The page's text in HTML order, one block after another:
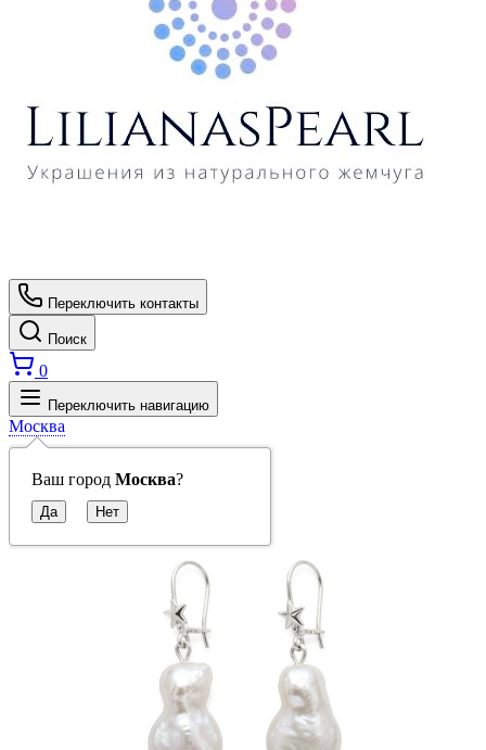
Переключить контакты
Поиск
0
Переключить навигацию
Москва
Ваш город Москва?